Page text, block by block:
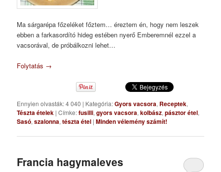
Ma sárgarépa főzeléket főztem… éreztem én, hogy nem leszek
ebben a farkasordító hideg estében nyerő Emberemnél ezzel a
vacsorával, de próbálkozni lehet…
Folytatás →
Ennyien olvasták: 4 040 | Kategória:Gyors vacsora, Receptek,
Tészta ételek |Címke:fusilli,gyors vacsora,kolbász,pásztor étel,
Sasó,szalonna,tészta étel |Minden vélemény számít!
Francia hagymaleves